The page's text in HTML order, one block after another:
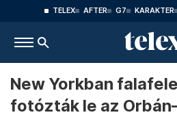
TELEX AFTER G7 KARAKTER
New Yorkban
fotózták le az